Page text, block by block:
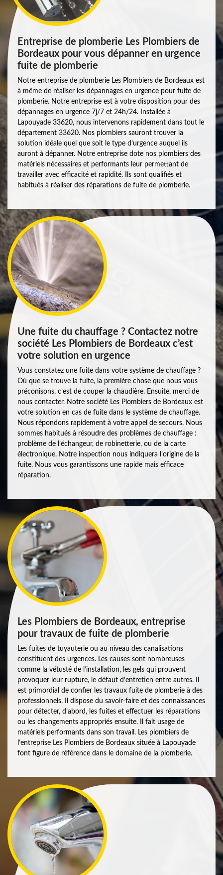
Entreprise de plomberie Les Plombiers de
Bordeaux pour vous dépanner en urgence
fuite de plomberie
Notre entreprise de plomberie Les Plombiers de Bordeaux est
à même de réaliser les dépannages en urgence pour fuite de
plomberie. Notre entreprise est à votre disposition pour des
dépannages en urgence 7j/7 et 24h/24. Installée à
Lapouyade 33620, nous intervenons rapidement dans tout le
département 33620. Nos plombiers sauront trouver la
solution idéale quel que soit le type d’urgence auquel ils
auront à dépanner. Notre entreprise dote nos plombiers des
matériels nécessaires et performants leur permettant de
travailler avec efficacité et rapidité. Ils sont qualifiés et
habitués à réaliser des réparations de fuite de plomberie.
Une fuite du chauffage ? Contactez notre
société Les Plombiers de Bordeaux c’est
votre solution en urgence
Vous constatez une fuite dans votre système de chauffage ?
Où que se trouve la fuite, la première chose que nous vous
préconisons, c’est de couper la chaudière. Ensuite, merci de
nous contacter. Notre société Les Plombiers de Bordeaux est
votre solution en cas de fuite dans le système de chauffage.
Nous répondons rapidement à votre appel de secours. Nous
sommes habitués à résoudre des problèmes de chauffage :
problème de l’échangeur, de robinetterie, ou de la carte
électronique. Notre inspection nous indiquera l’origine de la
fuite. Nous vous garantissons une rapide mais efficace
réparation.
Les Plombiers de Bordeaux, entreprise
pour travaux de fuite de plomberie
Les fuites de tuyauterie ou au niveau des canalisations
constituent des urgences. Les causes sont nombreuses
comme la vétusté de l’installation, les gels qui prouvent
provoquer leur rupture, le défaut d’entretien entre autres. Il
est primordial de confier les travaux fuite de plomberie à des
professionnels. Il dispose du savoir-faire et des connaissances
pour détecter, d’abord, les fuites et effectuer les réparations
ou les changements appropriés ensuite. Il fait usage de
matériels performants dans son travail. Les plombiers de
l’entreprise Les Plombiers de Bordeaux située à Lapouyade
font figure de référence dans le domaine de la plomberie.